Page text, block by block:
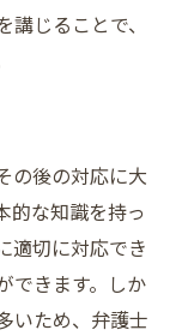
動
流れ
護士を
る
じることで、
の後の対応に大
的な知識を持っ
適切に対応でき
できます。しか
いため、弁護士